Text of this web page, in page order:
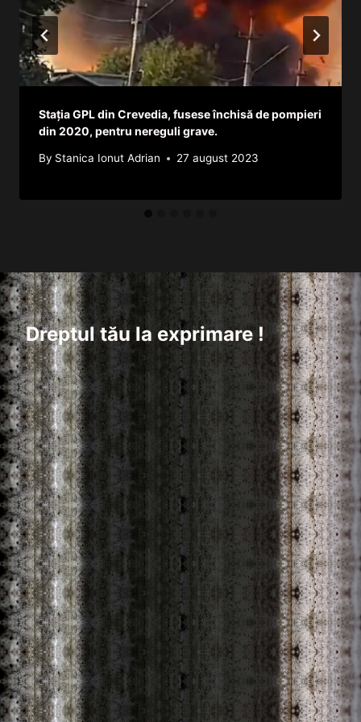
Stația GPL din Crevedia, fusese închisă de pompieri
din 2020, pentru nereguli grave.
By Stanica Ionut Adrian 27 august 2023
Dreptul tău la exprimare !